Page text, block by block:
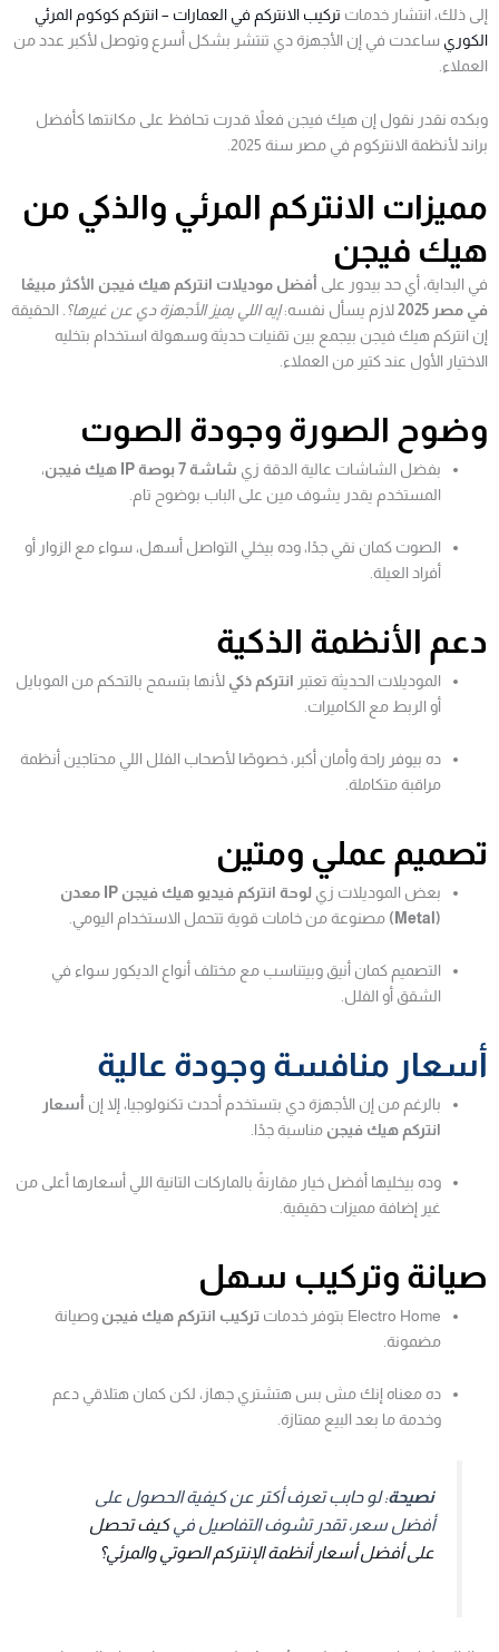
إلى ذلك، انتشار خدمات تركيب الانتركم في العمارات – انتركم كوكوم المرئي
الكوري ساعدت في إن الأجهزة دي تنتشر بشكل أسرع وتوصل لأكبر عدد من
العملاء.
وبكده نقدر نقول إن هيك فيجن فعلاً قدرت تحافظ على مكانتها كأفضل
براند لأنظمة الانتركوم في مصر سنة 2025.
مميزات الانتركم المرئي والذكي من
هيك فيجن
في البداية، أي حد بيدور على أفضل موديلات انتركم هيك فيجن الأكثر مبيعًا
في مصر 2025
لازم يسأل نفسه:إيه اللي يميز الأجهزة دي عن غيرها؟. الحقيقة
إن انتركم هيك فيجن بيجمع بين تقنيات حديثة وسهولة استخدام بتخليه
الاختيار الأول عند كتير من العملاء.
وضوح الصورة وجودة الصوت
بفضل الشاشات عالية الدقة زي شاشة 7 بوصة IP هيك فيجن
،
المستخدم يقدر يشوف مين على الباب بوضوح تام.
الصوت كمان نقي جدًا، وده بيخلي التواصل أسهل، سواء مع الزوار أو
أفراد العيلة.
دعم الأنظمة الذكية
الموديلات الحديثة تعتبر انتركم ذكي لأنها بتسمح بالتحكم من الموبايل
أو الربط مع الكاميرات.
ده بيوفر راحة وأمان أكبر، خصوصًا لأصحاب الفلل اللي محتاجين أنظمة
مراقبة متكاملة.
تصميم عملي ومتين
بعض الموديلات زي
لوحة انتركم فيديو هيك فيجن IP معدن
(Metal)
مصنوعة من خامات قوية تتحمل الاستخدام اليومي.
التصميم كمان أنيق وبيتناسب مع مختلف أنواع الديكور سواء في
الشقق أو الفلل.
أسعار منافسة وجودة عالية
بالرغم من إن الأجهزة دي بتستخدم أحدث تكنولوجيا، إلا إن أسعار
انتركم هيك فيجن مناسبة جدًا.
وده بيخليها أفضل خيار مقارنةً بالماركات التانية اللي أسعارها أعلى من
غير إضافة مميزات حقيقية.
صيانة وتركيب سهل
Electro Home بتوفر خدمات تركيب انتركم هيك فيجن وصيانة
مضمونة.
ده معناه إنك مش بس هتشتري جهاز، لكن كمان هتلاقي دعم
وخدمة ما بعد البيع ممتازة.
نصيحة: لو حابب تعرف أكتر عن كيفية الحصول على
أفضل سعر، تقدر تشوف التفاصيل فيكيف تحصل
على أفضل أسعار أنظمة الإنتركم الصوتي والمرئي؟